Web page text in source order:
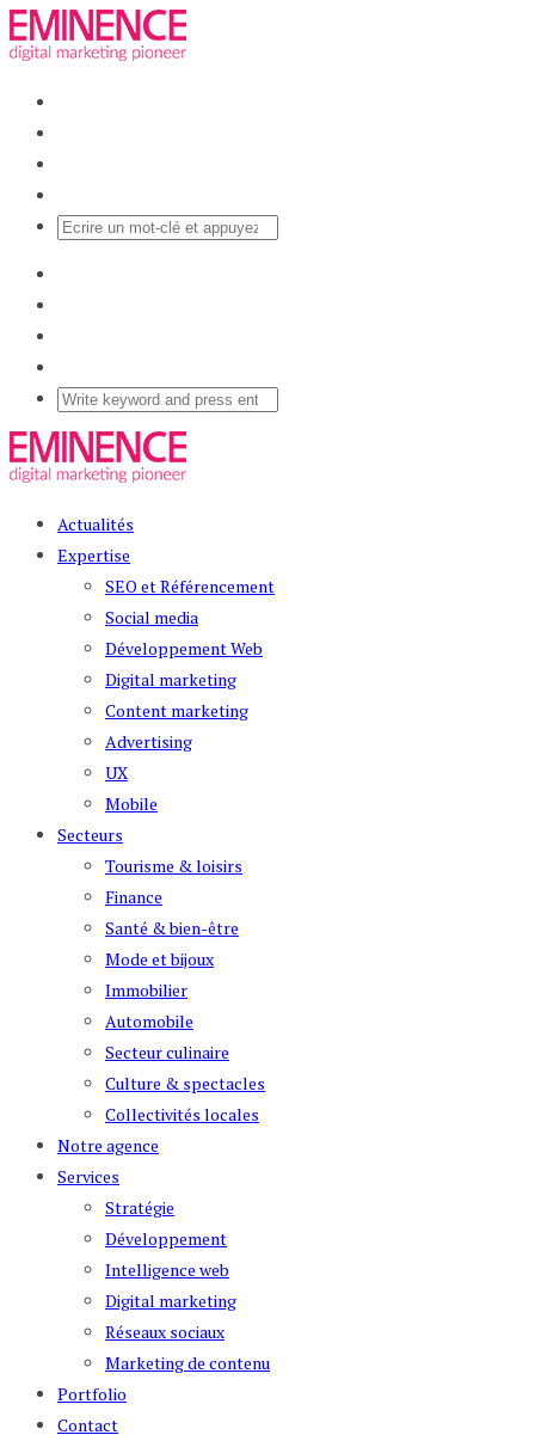
Actualités
Expertise
SEO et Référencement
Social media
Développement Web
Digital marketing
Content marketing
Advertising
UX
Mobile
Secteurs
Tourisme & loisirs
Finance
Santé & bien-être
Mode et bijoux
Immobilier
Automobile
Secteur culinaire
Culture & spectacles
Collectivités locales
Notre agence
Services
Stratégie
Développement
Intelligence web
Digital marketing
Réseaux sociaux
Marketing de contenu
Portfolio
Contact